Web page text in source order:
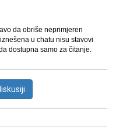
da obriše neprimjeren
u chatu nisu stavovi
dostupna samo za čitanje.